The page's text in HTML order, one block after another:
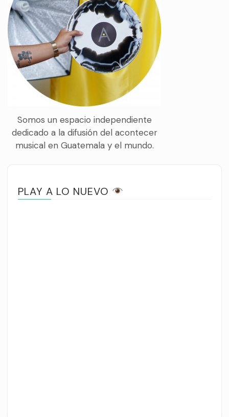
Somos un espacio independiente
dedicado a la difusión del acontecer
musical en Guatemala y el mundo.
PLAY A LO NUEVO